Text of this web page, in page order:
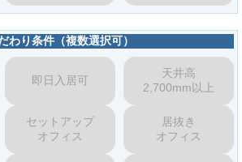
わり条件（複数選択可）
即日入居可
天井高
2,700mm以上
セットアップ
オフィス
居抜き
オフィス